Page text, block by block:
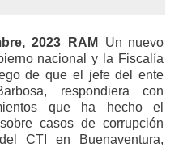
2023_RAM_ Un nuevo
nacional y la Fiscalía
de que el jefe del ente
respondiera con
que ha hecho el
casos de corrupción
CTI en Buenaventura,